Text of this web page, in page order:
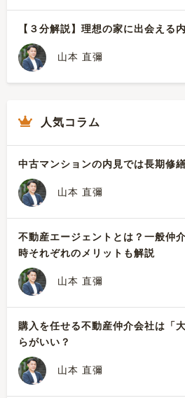
【３分解説】理想の家に出会える
山本 直彌
人気コラム
中古マンションの内見では長期修
山本 直彌
不動産エージェントとは？一般仲
時それぞれのメリットも解説
山本 直彌
購入を任せる不動産仲介会社は「
らがいい？
山本 直彌